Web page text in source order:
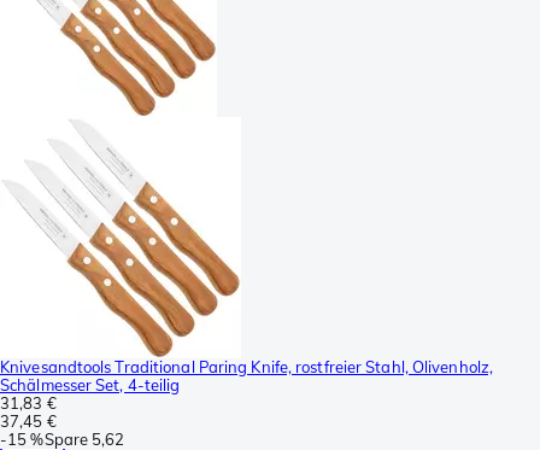
Knivesandtools Traditional Paring Knife, rostfreier Stahl, Olivenholz,
Schälmesser Set, 4-teilig
31,83 €
37,45 €
-15 %Spare 5,62